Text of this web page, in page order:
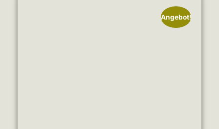
Angebot!